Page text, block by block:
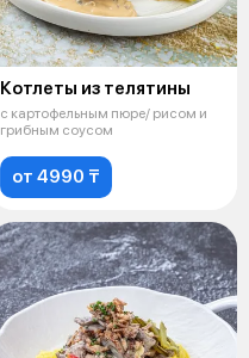
Котлеты из телятины
с картофельным пюре/ рисом и
грибным соусом
от 4990 ₸